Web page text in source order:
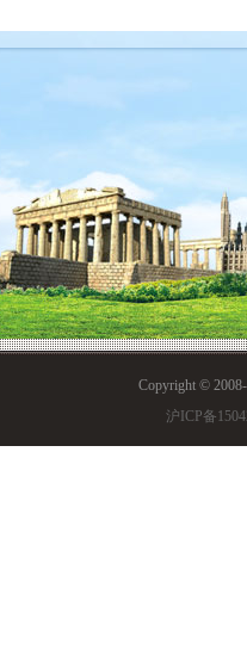
学应根据自
，主要目的
的实际情
安排，在
考试比较密
托福语言考
限的情况下
和取舍。对
Copyright ©
沪ICP备